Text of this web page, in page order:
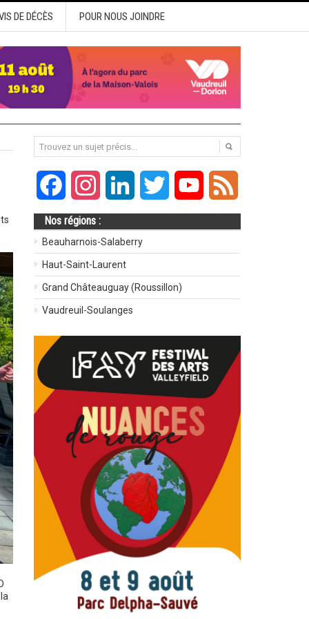
DE DÉCÈS POUR NOUS JOINDRE
FacebookInstagramLinkedIn Twitter YouTube
Nos régions :
Beauharnois-Salaberry
Haut-Saint-Laurent
Grand Châteauguay (Roussillon)
Vaudreuil-Soulanges